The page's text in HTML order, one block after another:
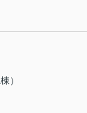
）